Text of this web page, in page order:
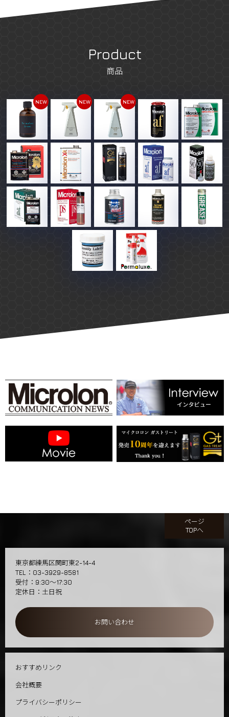
Product
商品
ページ
TOPへ
東京都練馬区関町東2-14-4
TEL：03-3929-8581
受付：9:30～17:30
定休日：土日祝
お問い合わせ
おすすめリンク
会社概要
プライバシーポリシー